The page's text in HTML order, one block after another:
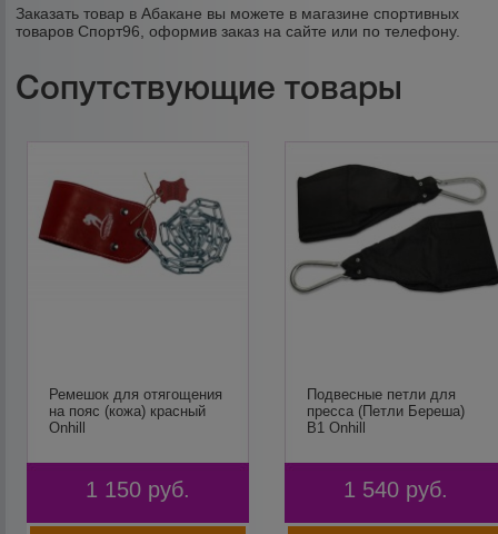
Заказать товар в Абакане вы можете в магазине спортивных
товаров Спорт96, оформив заказ на сайте или по телефону.
Сопутствующие товары
Ремешок для отягощения
на пояс (кожа) красный
Onhill
1 150 руб.
Подвесные петли для
пресса (Петли Береша)
В1 Onhill
1 540 руб.